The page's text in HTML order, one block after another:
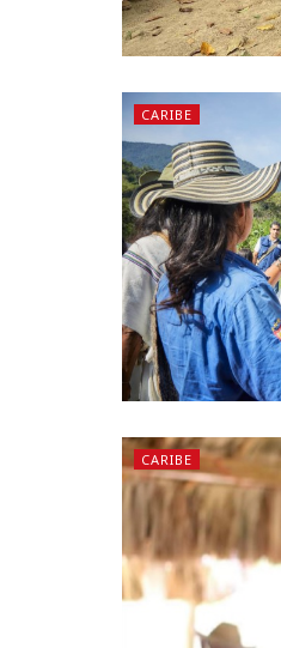
CARIBE
CARIBE